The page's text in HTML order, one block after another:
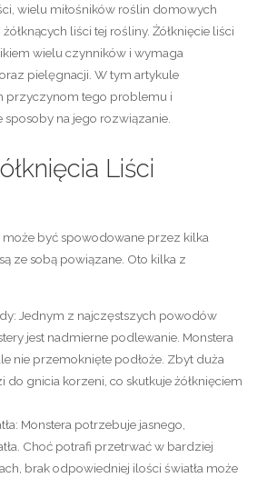
wielu miłośników roślin domowych
liści tej rośliny. Żółknięcie liści
wielu czynników i wymaga
pielęgnacji. W tym artykule
przyczynom tego problemu i
na jego rozwiązanie.
Liści
może być spowodowane przez kilka
ze sobą powiązane. Oto kilka z
Jednym z najczęstszych powodów
jest nadmierne podlewanie. Monstera
nie przemoknięte podłoże. Zbyt duża
gnicia korzeni, co skutkuje żółknięciem
Monstera potrzebuje jasnego,
Choć potrafi przetrwać w bardziej
brak odpowiedniej ilości światła może